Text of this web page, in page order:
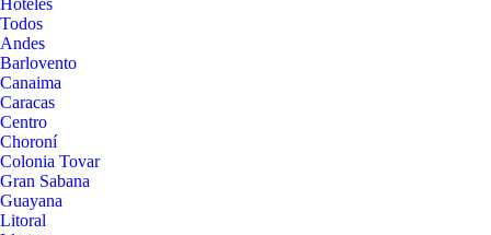
Hoteles
Todos
Andes
Barlovento
Canaima
Caracas
Centro
Choroní
Colonia Tovar
Gran Sabana
Guayana
Litoral